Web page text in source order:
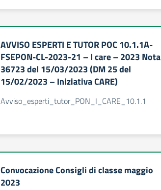
AVVISO ESPERTI E TUTOR POC 10.1.1A-
FSEPON-CL-2023-21 – I care – 2023 Nota
36723 del 15/03/2023 (DM 25 del
15/02/2023 – Iniziativa CARE)
Avviso_esperti_tutor_PON_I_CARE_10.1.1
Convocazione Consigli di classe maggio
2023